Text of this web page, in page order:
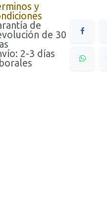
y
de
de 30
2-3 días